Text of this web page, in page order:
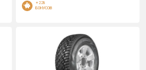
+228
БОНУСОВ